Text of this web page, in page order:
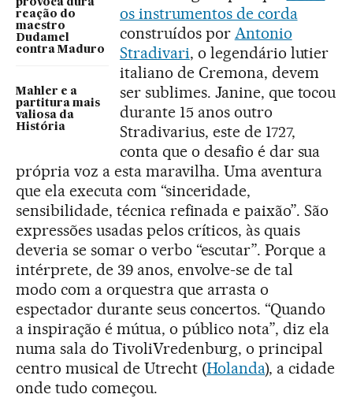
provoca dura
reação do
maestro
Dudamel
contra Maduro
Mahler e a
partitura mais
valiosa da
História
os instrumentos de corda
construídos por Antonio
Stradivari, o legendário lutier
italiano de Cremona, devem
ser sublimes. Janine, que tocou
durante 15 anos outro
Stradivarius, este de 1727,
conta que o desafio é dar sua
própria voz a esta maravilha. Uma aventura
que ela executa com “sinceridade,
sensibilidade, técnica refinada e paixão”. São
expressões usadas pelos críticos, às quais
deveria se somar o verbo “escutar”. Porque a
intérprete, de 39 anos, envolve-se de tal
modo com a orquestra que arrasta o
espectador durante seus concertos. “Quando
a inspiração é mútua, o público nota”, diz ela
numa sala do TivoliVredenburg, o principal
centro musical de Utrecht (Holanda), a cidade
onde tudo começou.